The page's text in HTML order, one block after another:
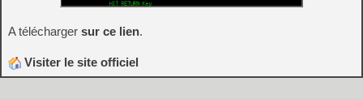
A télécharger sur ce lien.
Visiter le site officiel